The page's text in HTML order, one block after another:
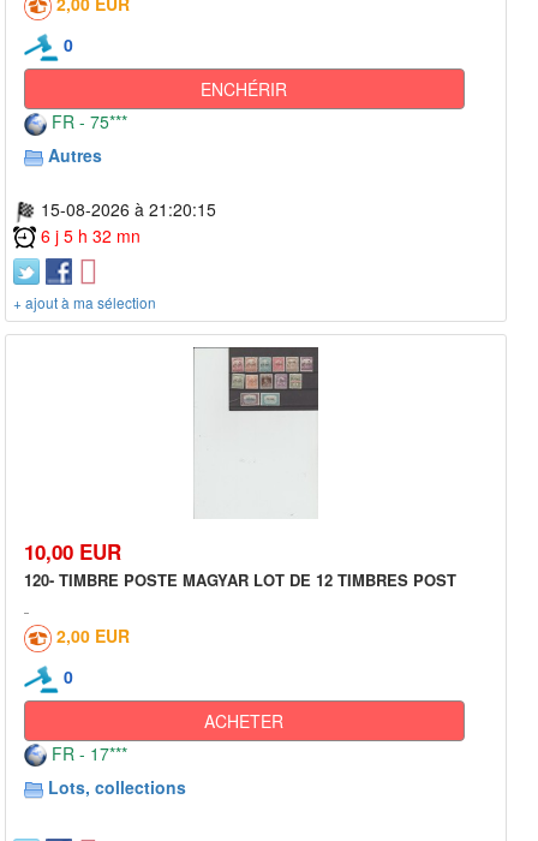
0
ENCHÉRIR
FR - 75***
Autres
15-08-2026 à 21:20:15
6 j 5 h 32 mn
+ ajout à ma sélection
10,00 EUR
120- TIMBRE POSTE MAGYAR LOT DE 12 TIMBRES POST
2,00 EUR
0
ACHETER
FR - 17***
Lots, collections